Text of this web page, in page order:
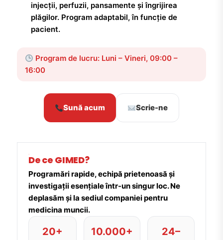
injecții, perfuzii, pansamente și îngrijirea
plăgilor. Program adaptabil, în funcție de
pacient.
Program de lucru: Luni – Vineri, 09:00 –
16:00
Sună acum Scrie-ne
De ce GIMED?
Programări rapide, echipă prietenoasă și
investigații esențiale într-un singur loc. Ne
deplasăm și la sediul companiei pentru
medicina muncii.
20+
10.000+
24–